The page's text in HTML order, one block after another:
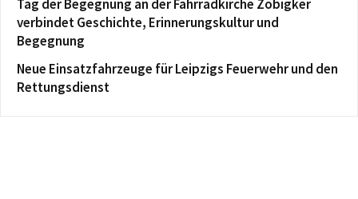
Tag der Begegnung an der Fahrradkirche Zöbigker
verbindet Geschichte, Erinnerungskultur und
Begegnung
Neue Einsatzfahrzeuge für Leipzigs Feuerwehr und den
Rettungsdienst